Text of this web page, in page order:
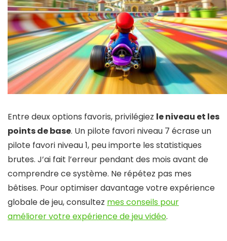
Entre deux options favoris, privilégiez le niveau et les
points de base. Un pilote favori niveau 7 écrase un
pilote favori niveau 1, peu importe les statistiques
brutes. J’ai fait l’erreur pendant des mois avant de
comprendre ce système. Ne répétez pas mes
bêtises. Pour optimiser davantage votre expérience
globale de jeu, consultez mes conseils pour
améliorer votre expérience de jeu vidéo.